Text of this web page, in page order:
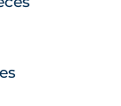
à la